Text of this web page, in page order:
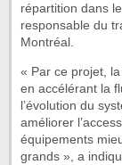
répartition dans
responsable du
Montréal.
« Par ce projet,
en accélérant la
l’évolution du
améliorer
équipements
grands », a